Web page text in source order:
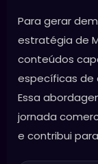
Para gerar
estratégia de
conteúdos
específicas de
Essa
jornada
e contribui